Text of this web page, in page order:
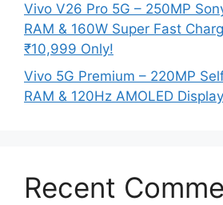
Vivo V26 Pro 5G – 250MP
RAM & 160W Super Fast
₹10,999 Only!
Vivo 5G Premium – 220MP
RAM & 120Hz AMOLED
Recent